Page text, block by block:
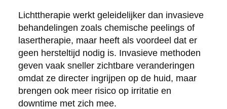
Lichttherapie werkt geleidelijker dan invasieve
behandelingen zoals chemische peelings of
lasertherapie, maar heeft als voordeel dat er
geen hersteltijd nodig is. Invasieve methoden
geven vaak sneller zichtbare veranderingen
omdat ze directer ingrijpen op de huid, maar
brengen ook meer risico op irritatie en
downtime met zich mee.